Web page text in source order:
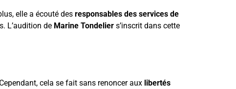
elle a écouté des responsables des services de
L’audition de Marine Tondelier s’inscrit dans cette
cela se fait sans renoncer aux libertés